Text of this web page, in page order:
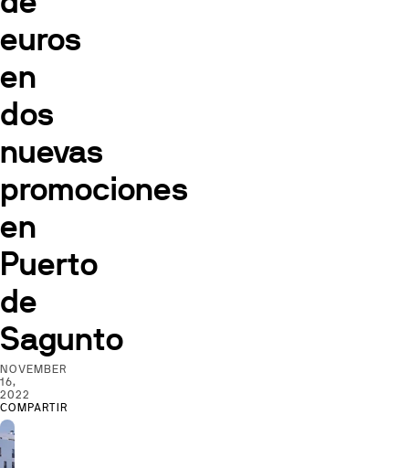
euros
en
dos
nuevas
promociones
en
Puerto
de
Sagunto
NOVEMBER
16,
2022
COMPARTIR